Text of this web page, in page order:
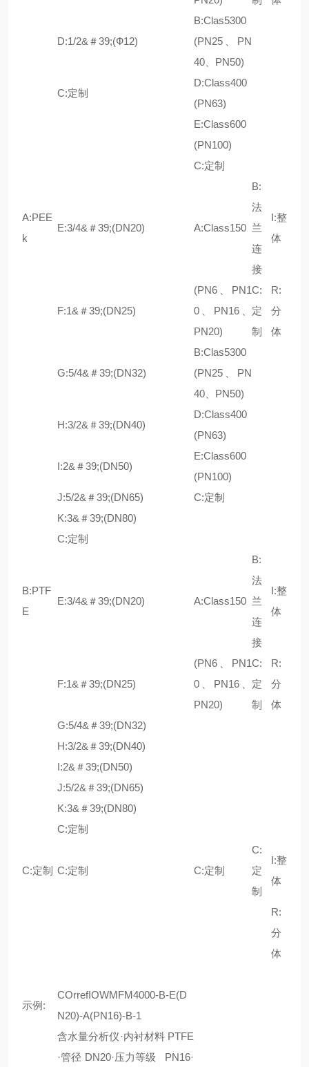
D:1/2&＃39;(Ф12)
B:Clas5300
(PN25、PN
40、PN50)
C:定制
D:Class400
(PN63)
E:Class600
(PN100)
C:定制
A:PEE
k
E:3/4&＃39;(DN20) A:Class150
B:
法
兰
连
接
I:整
体
F:1&＃39;(DN25)
(PN6、PN1
0、PN16、
PN20)
C:
定
制
R:
分
体
G:5/4&＃39;(DN32)
B:Clas5300
(PN25、PN
40、PN50)
H:3/2&＃39;(DN40)
D:Class400
(PN63)
I:2&＃39;(DN50)
E:Class600
(PN100)
J:5/2&＃39;(DN65)
C:定制
K:3&＃39;(DN80)
C:定制
B:PTF
E
E:3/4&＃39;(DN20) A:Class150
B:
法
兰
连
接
I:整
体
F:1&＃39;(DN25)
(PN6、PN1
0、PN16、
PN20)
C:
定
制
R:
分
体
G:5/4&＃39;(DN32)
H:3/2&＃39;(DN40)
I:2&＃39;(DN50)
J:5/2&＃39;(DN65)
K:3&＃39;(DN80)
C:定制
C:定制 C:定制 C:定制
C:
定
制
I:整
体
R:
分
体
示例:
COrrefIOWMFM4000-B-E(D
N20)-A(PN16)-B-1
含水量分析仪·内衬材料 PTFE
·管径 DN20·压力等级 PN16·